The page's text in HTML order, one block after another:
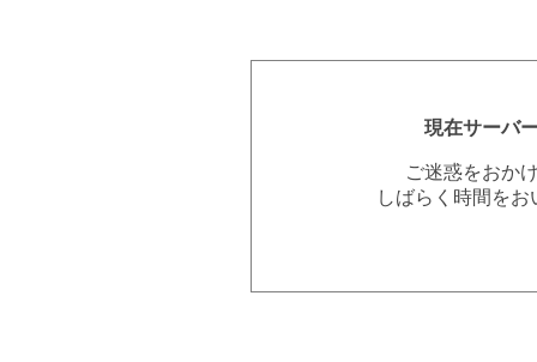
現在サーバ
ご迷惑をおか
しばらく時間を